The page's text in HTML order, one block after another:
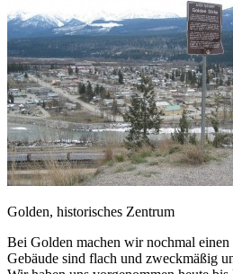
Golden, historisches Zentrum
Bei Golden machen wir nochmal
Gebäude sind flach und zweckmäßig